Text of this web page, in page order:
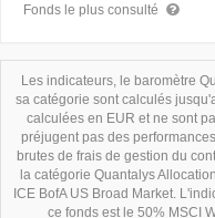
Fonds le plus consulté
Les indicateurs, le baromètre
sa catégorie sont calculés
calculées en EUR et ne sont
préjugent pas des
brutes de frais de gestion du
la catégorie Quantalys
ICE BofA US Broad Market.
ce fonds est le 50% MSCI